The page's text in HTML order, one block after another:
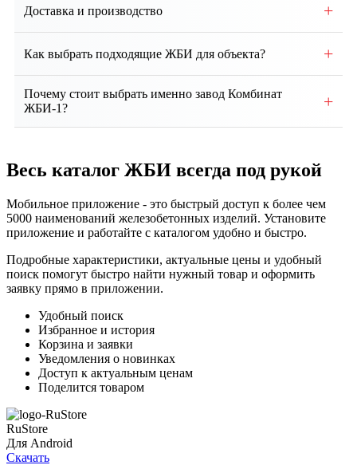
службы ЖБИ составляет от 50 до 100 лет и более.
Доставка и производство +
всех этапах. Доставка по региону и всей России.
Как выбрать подходящие ЖБИ для объекта? +
условий и нагрузок. Наши специалисты помогут
подобрать оптимальные изделия и
Почему стоит выбрать именно завод Комбинат
ЖБИ-1?
+
условия сотрудничества, индивидуальный подход и
надежную доставку продукции точно в срок.
Весь каталог ЖБИ всегда под рукой
Мобильное приложение - это быстрый доступ к более чем
5000 наименований железобетонных изделий. Установите
приложение и работайте с каталогом удобно и быстро.
Подробные характеристики, актуальные цены и удобный
поиск помогут быстро найти нужный товар и оформить
заявку прямо в приложении.
Удобный поиск
Избранное и история
Корзина и заявки
Уведомления о новинках
Доступ к актуальным ценам
Поделится товаром
RuStore
Для Android
Скачать